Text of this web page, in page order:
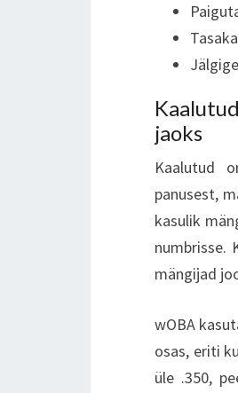
jaoks
Kaalutud
panusest,
kasulik
numbrisse.
mängijad
wOBA
osas, eriti
üle .350,